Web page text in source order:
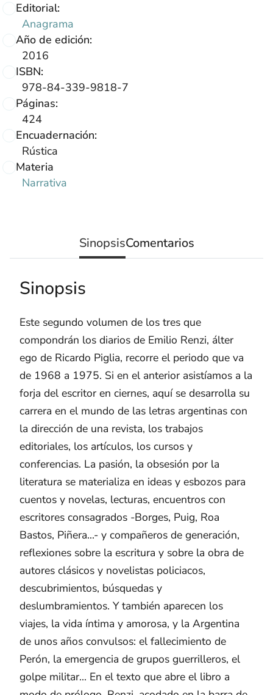
Editorial:
Anagrama
Año de edición:
2016
ISBN:
978-84-339-9818-7
Páginas:
424
Encuadernación:
Rústica
Materia
Narrativa
SinopsisComentarios
Sinopsis
Este segundo volumen de los tres que
compondrán los diarios de Emilio Renzi, álter
ego de Ricardo Piglia, recorre el periodo que va
de 1968 a 1975. Si en el anterior asistíamos a la
forja del escritor en ciernes, aquí se desarrolla su
carrera en el mundo de las letras argentinas con
la dirección de una revista, los trabajos
editoriales, los artículos, los cursos y
conferencias. La pasión, la obsesión por la
literatura se materializa en ideas y esbozos para
cuentos y novelas, lecturas, encuentros con
escritores consagrados -Borges, Puig, Roa
Bastos, Piñera...- y compañeros de generación,
reflexiones sobre la escritura y sobre la obra de
autores clásicos y novelistas policiacos,
descubrimientos, búsquedas y
deslumbramientos. Y también aparecen los
viajes, la vida íntima y amorosa, y la Argentina
de unos años convulsos: el fallecimiento de
Perón, la emergencia de grupos guerrilleros, el
golpe militar... En el texto que abre el libro a